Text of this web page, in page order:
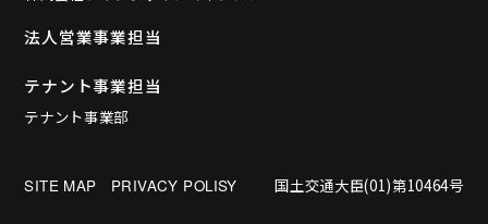
法人営業事業担当
テナント事業担当
テナント事業部
SITE MAP PRIVACY POLISY 国土交通大臣(01)第10464号